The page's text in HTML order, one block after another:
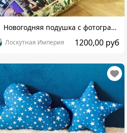
Новогодняя подушка с фотографиями
Лоскутная Империя 1200,00 руб